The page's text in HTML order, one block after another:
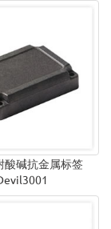
酸碱抗金属标签